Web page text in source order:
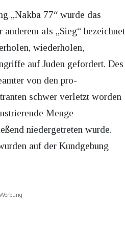
„Nakba 77“ wurde das
als „Sieg“ bezeichnet
wiederholen,
auf Juden gefordert. Des
von den pro-
schwer verletzt worden
Menge
niedergetreten wurde.
auf der Kundgebung